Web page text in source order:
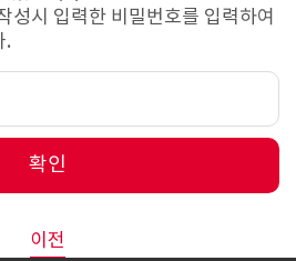
성시 입력한 비밀번호를 입력하여
.
확인
이전